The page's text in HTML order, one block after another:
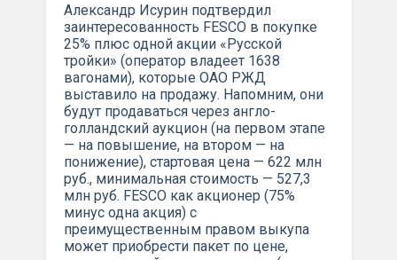
Александр Исурин подтвердил
заинтересованность FESCO в покупке
25% плюс одной акции «Русской
тройки» (оператор владеет 1638
вагонами), которые ОАО РЖД
выставило на продажу. Напомним, они
будут продаваться через англо-
голландский аукцион (на первом этапе
— на повышение, на втором — на
понижение), стартовая цена — 622 млн
руб., минимальная стоимость — 527,3
млн руб. FESCO как акционер (75%
минус одна акция) с
преимущественным правом выкупа
может приобрести пакет по цене,